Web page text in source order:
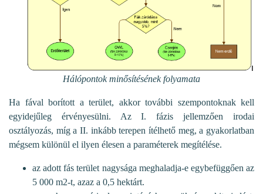
Hálópontok minősítésének folyamata
Ha fával borított a terület, akkor további szempontoknak kell
egyidejűleg érvényesülni. Az I. fázis jellemzően irodai
osztályozás, míg a II. inkább terepen ítélhető meg, a gyakorlatban
mégsem különül el ilyen élesen a paraméterek megítélése.
az adott fás terület nagysága meghaladja-e egybefüggően az
5 000 m2-t, azaz a 0,5 hektárt.